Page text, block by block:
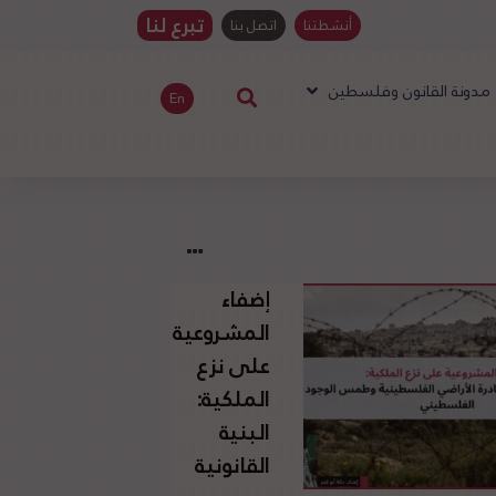
أنشطتنا اتصل بنا تبرع لنا
مدونة القانون وفلسطين En
إضفاء
المشروعية
على نزع
الملكية:
البنية
القانونية